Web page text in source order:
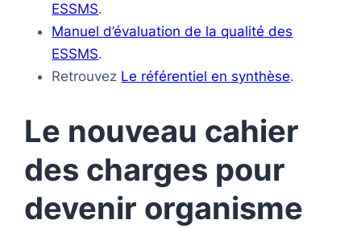
ESSMS.
Manuel d’évaluation de la qualité des
ESSMS.
Retrouvez Le référentiel en synthèse.
Le nouveau cahier
des charges pour
devenir organisme